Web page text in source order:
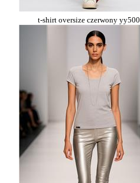
t-shirt oversize czerwony